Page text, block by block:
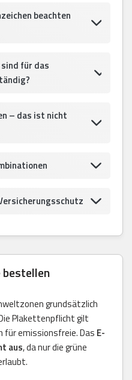
beachten
für das
– das ist nicht
grundsätzlich
Plakettenpflicht gilt
für emissionsfreie. Das E-
aus, da nur die grüne